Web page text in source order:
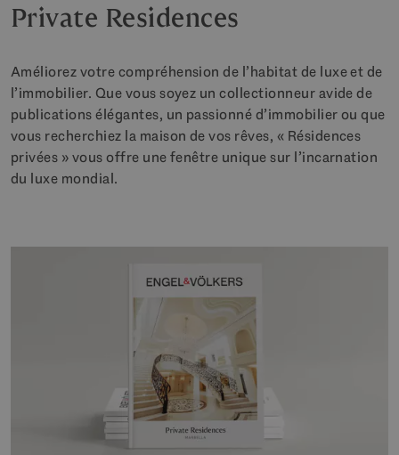
Private Residences
Améliorez votre compréhension de l’habitat de luxe et de
l’immobilier. Que vous soyez un collectionneur avide de
publications élégantes, un passionné d’immobilier ou que
vous recherchiez la maison de vos rêves, « Résidences
privées » vous offre une fenêtre unique sur l’incarnation
du luxe mondial.